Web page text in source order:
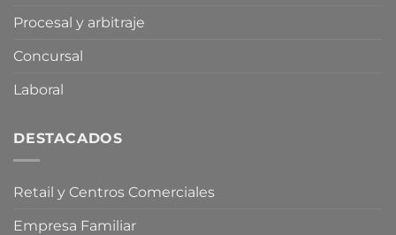
Procesal y arbitraje
Concursal
Laboral
DESTACADOS
Retail y Centros Comerciales
Empresa Familiar